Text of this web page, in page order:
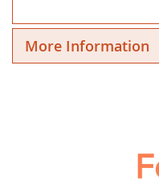
More Information